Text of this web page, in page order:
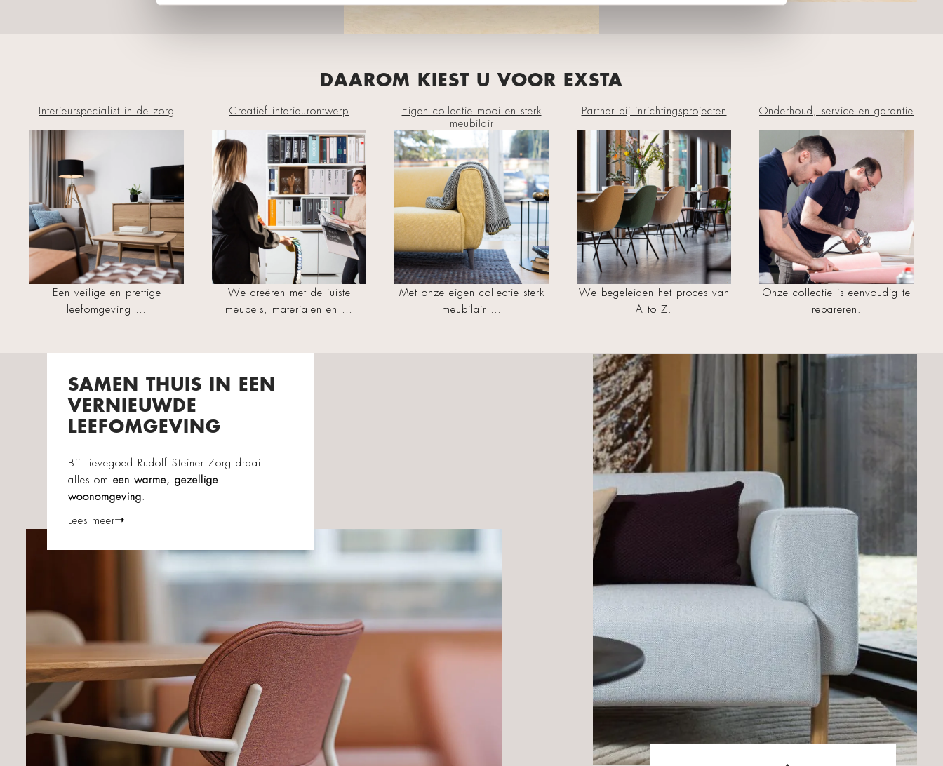
DAAROM KIEST U VOOR EXSTA
Interieurspecialist in de zorg
Een veilige en prettige
leefomgeving …
Creatief interieurontwerp
We creëren met de juiste
meubels, materialen en …
Eigen collectie mooi en sterk
meubilair
Met onze eigen collectie sterk
meubilair …
Partner bij inrichtingsprojecten
We begeleiden het proces van
A to Z.
Onderhoud, service en garantie
Onze collectie is eenvoudig te
repareren.
SAMEN THUIS IN EEN
VERNIEUWDE
LEEFOMGEVING
Bij Lievegoed Rudolf Steiner Zorg draait
alles om een warme, gezellige
woonomgeving.
Lees meer